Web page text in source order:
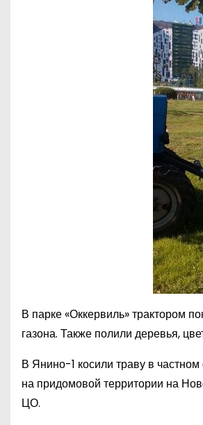
В парке «Оккервиль» трактором
газона. Также полили деревья,
В Янино-1 косили траву в
на придомовой территории на
ЦО.